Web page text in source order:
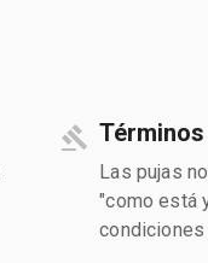
Las pujas
"como está
condiciones